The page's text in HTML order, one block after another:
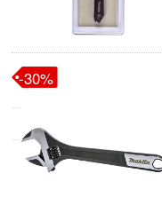
-30%